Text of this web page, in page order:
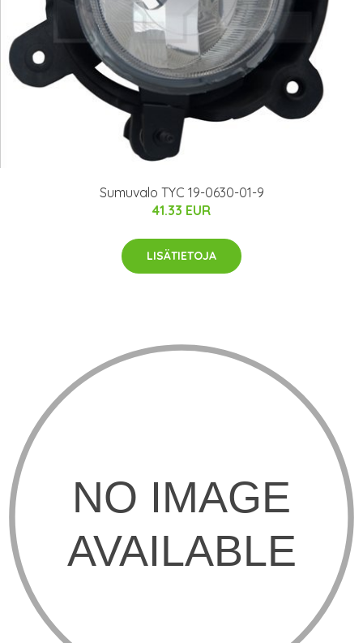
Sumuvalo TYC 19-0630-01-9
41.33 EUR
LISÄTIETOJA